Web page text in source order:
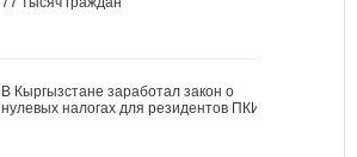
В Кыргызстане заработал закон о
нулевых налогах для резидентов ПКИ